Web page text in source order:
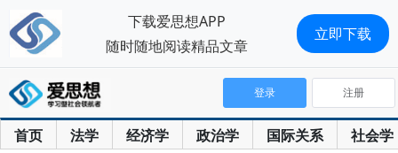
首页 法学 经济学 政治学 国际关系 社会学
登录 注册
下载爱思想APP
随时随地阅读精品文章
立即下载